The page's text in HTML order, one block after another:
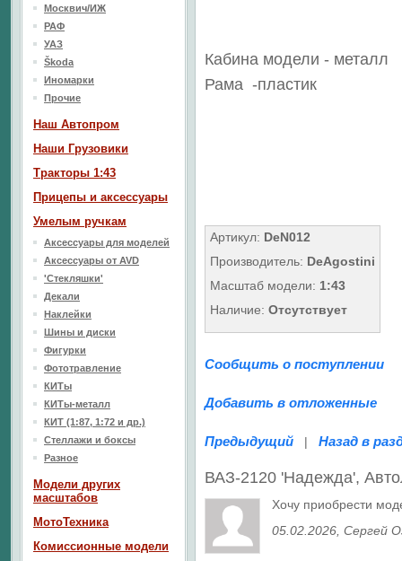
Кабина модели - металл
Рама -пластик
Артикул: DeN012
Производитель: DeAgostini
Масштаб модели: 1:43
Наличие: Отсутствует
Сообщить о поступлении
Добавить в отложенные
Предыдущий | Назад в
ВАЗ-2120 'Надежда',
Хочу приобрести
05.02.2026 , Сергей
Москвич/ИЖ
РАФ
УАЗ
Škoda
Иномарки
Прочие
Наш Aвтопром
Наши Грузовики
Тракторы 1:43
Прицепы и аксессуары
Умелым ручкам
Аксессуары для моделей
Аксессуары от AVD
'Стекляшки'
Декали
Наклейки
Шины и диски
Фигурки
Фототравление
КИТы
КИТы-металл
КИТ (1:87, 1:72 и др.)
Стеллажи и боксы
Разное
Модели других
масштабов
МотоТехника
Комиссионные модели